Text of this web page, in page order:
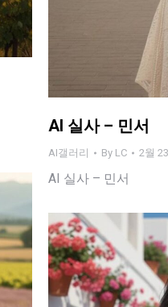
AI 실사 – 민서
AI갤러리 By LC 2월
AI 실사 – 민서